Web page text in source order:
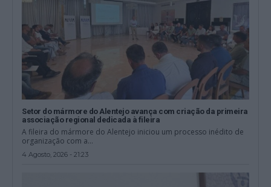
Setor do mármore do Alentejo avança com criação da primeira
associação regional dedicada à fileira
A fileira do mármore do Alentejo iniciou um processo inédito de
organização com a...
4 Agosto, 2026 - 21:23